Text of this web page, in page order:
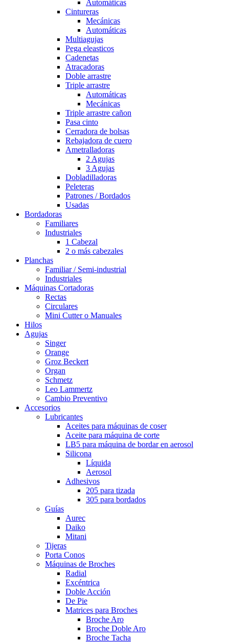
Automáticas
Cintureras
Mecánicas
Automáticas
Multiagujas
Pega eleasticos
Cadenetas
Atracadoras
Doble arrastre
Triple arrastre
Automáticas
Mecánicas
Triple arrastre cañon
Pasa cinto
Cerradora de bolsas
Rebajadora de cuero
Ametralladoras
2 Agujas
3 Agujas
Dobladilladoras
Peleteras
Patrones / Bordados
Usadas
Bordadoras
Familiares
Industriales
1 Cabezal
2 o más cabezales
Planchas
Familiar / Semi-industrial
Industriales
Máquinas Cortadoras
Rectas
Circulares
Mini Cutter o Manuales
Hilos
Agujas
Singer
Orange
Groz Beckert
Organ
Schmetz
Leo Lammertz
Cambio Preventivo
Accesorios
Lubricantes
Aceites para máquinas de coser
Aceite para máquina de corte
LB5 para máquina de bordar en aerosol
Silicona
Líquida
Aerosol
Adhesivos
205 para tizada
305 para bordados
Guías
Aurec
Daiko
Mitani
Tijeras
Porta Conos
Máquinas de Broches
Radial
Excéntrica
Doble Acción
De Pie
Matrices para Broches
Broche Aro
Broche Doble Aro
Broche Tacha